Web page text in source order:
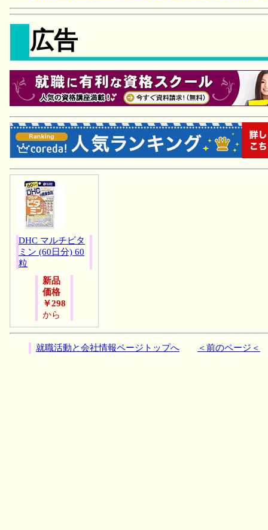
広告
DHC マルチビタ
ミン (60日分) 60
粒
新品
価格
￥298
から
就職活動と会社情報ページトップへ ＜前のページ＜